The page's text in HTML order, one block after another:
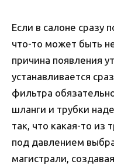
Если в салоне сразу
что-то может быть
причина появления
устанавливается
фильтра
шланги и трубки
так, что какая-то из
под давлением
магистрали,